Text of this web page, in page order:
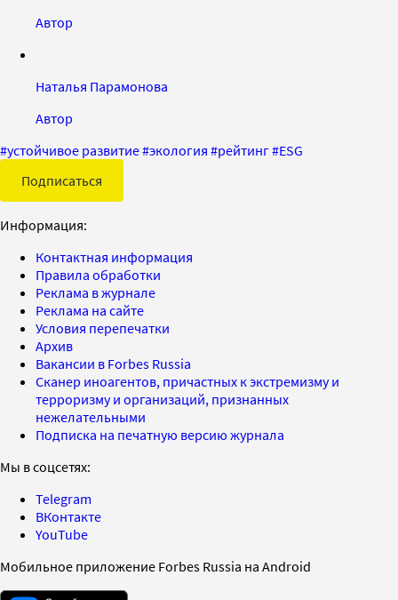
Автор
Наталья Парамонова
Автор
#устойчивое развитие#экология #рейтинг#ESG
Подписаться
Информация:
Контактная информация
Правила обработки
Реклама в журнале
Реклама на сайте
Условия перепечатки
Архив
Вакансии в Forbes Russia
Сканер иноагентов, причастных к экстремизму и
терроризму и организаций, признанных
нежелательными
Подписка на печатную версию журнала
Мы в соцсетях:
Telegram
ВКонтакте
YouTube
Мобильное приложение Forbes Russia на Android